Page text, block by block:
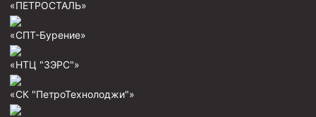
Муфта БТС 245
Муфта БТС 178
«ПЕТРОСТАЛЬ»
«СПТ-Бурение»
«НТЦ "ЗЭРС"»
«СК "ПетроТехнолоджи"»